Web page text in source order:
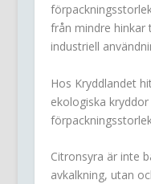
från mindre
industriell
Hos Kryddlandet
ekologiska
Citronsyra är inte
avkalkning, utan